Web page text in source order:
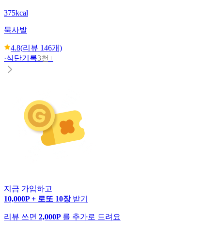
375kcal
묵사발
4.8(리뷰 146개)
·식단기록3천+
지금 가입하고
10,000P + 로또 10장 받기
리뷰 쓰면 2,000P 를 추가로 드려요